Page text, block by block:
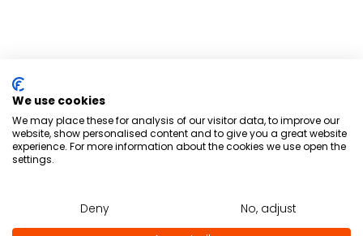
We use cookies
We may place these for analysis of our visitor data, to improve our
website, show personalised content and to give you a great website
experience. For more information about the cookies we use open the
settings.
Deny
No, adjust